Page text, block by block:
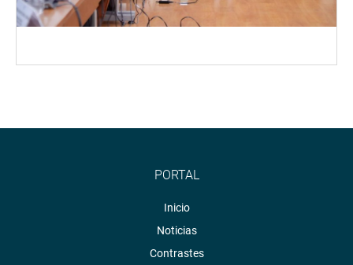
PORTAL
Inicio
Noticias
Contrastes